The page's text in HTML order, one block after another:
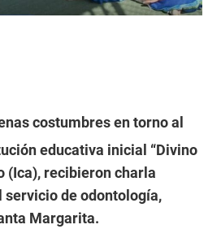
costumbres en torno al
educativa inicial “Divino
(Ica), recibieron charla
de odontología,
Margarita.